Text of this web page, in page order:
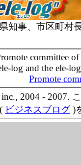
知事、市区町村
committee
log and the ele-
Promote
inc., 2004 - 2007.
ビジネスブログ)